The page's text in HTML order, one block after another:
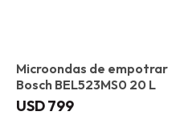
Microondas de empotrar
Bosch BEL523MS0 20 L
USD799